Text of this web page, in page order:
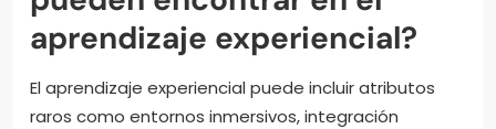
aprendizaje experiencial?
El aprendizaje experiencial puede incluir atributos
raros como entornos inmersivos, integración